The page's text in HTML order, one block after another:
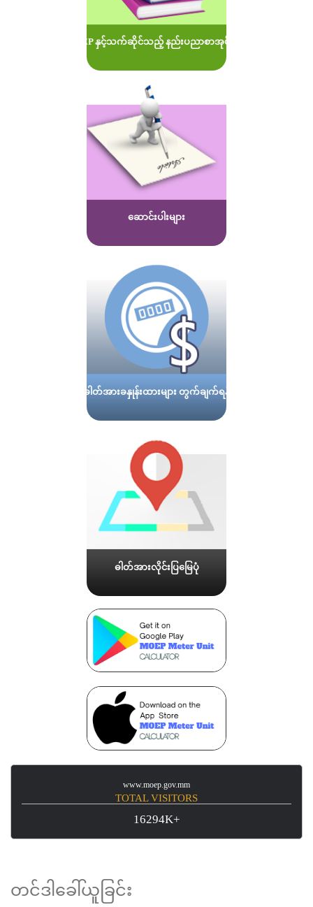
MOEP နှင့်သက်ဆိုင်သည့် နည်းပညာစာအုပ်များ
ဆောင်းပါးများ
ဓါတ်အားခနှုန်းထားများ တွက်ချက်ရန်
ဓါတ်အားလိုင်းပြမြေပုံ
www.moep.gov.mm
TOTAL VISITORS
16294K+
တင်ဒါခေါ်ယူခြင်း